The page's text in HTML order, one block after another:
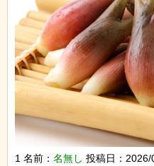
1 名前： 名無し 投稿日：